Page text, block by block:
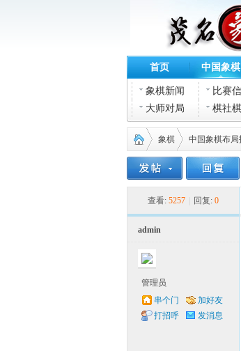
首页 中国象棋
象棋新闻 比赛
大师对局
棋社
象棋
›
中国象棋布局
查看: 5257 回复: 0
admin
管理员
串个门
加好友
打招呼
发消息